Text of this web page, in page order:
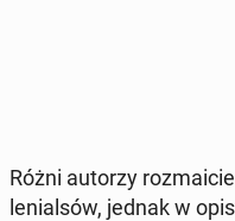
Różni autorzy
le­nial­sów, jednak w